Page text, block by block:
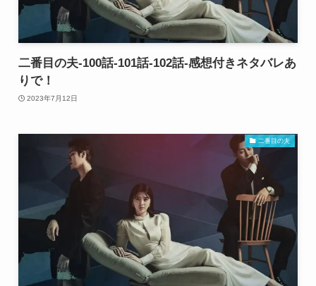
二番目の夫-100話-101話-102話-感想付きネタバレあ
りで！
2023年7月12日
二番目の夫